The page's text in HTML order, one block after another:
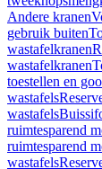
Andere kranen
gebruik buiten
wastafelkranen
wastafelkranen
toestellen en
wastafels
wastafels
ruimtesparend
ruimtesparend
wastafels